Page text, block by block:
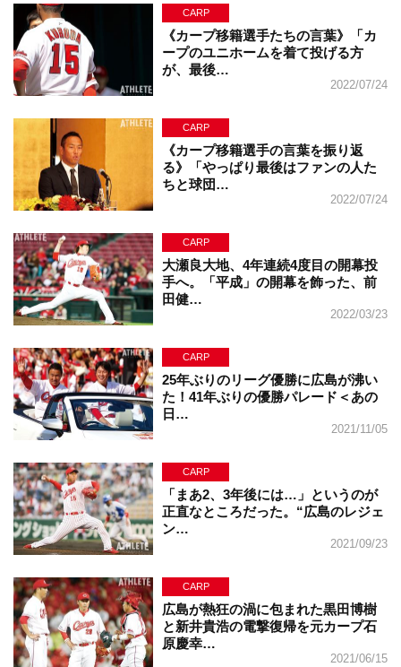
CARP
《カープ移籍選手たちの言葉》「カ
ープのユニホームを着て投げる方
が、最後…
2022/07/24
CARP
《カープ移籍選手の言葉を振り返
る》「やっぱり最後はファンの人た
ちと球団…
2022/07/24
CARP
大瀬良大地、4年連続4度目の開幕投
手へ。「平成」の開幕を飾った、前
田健…
2022/03/23
CARP
25年ぶりのリーグ優勝に広島が沸い
た！41年ぶりの優勝パレード＜あの
日…
2021/11/05
CARP
「まあ2、3年後には…」というのが
正直なところだった。“広島のレジェ
ン…
2021/09/23
CARP
広島が熱狂の渦に包まれた黒田博樹
と新井貴浩の電撃復帰を元カープ石
原慶幸…
2021/06/15